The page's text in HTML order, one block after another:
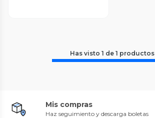
Has visto 1 de 1 productos
Mis compras
Haz seguimiento y descarga boletas